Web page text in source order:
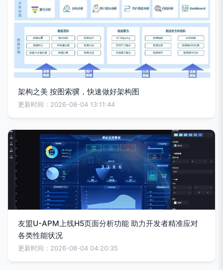
架构之美 按图索骥，快速做好架构图
更新时间：2026-08-04 13:11:44
友盟U-APM上线H5页面分析功能 助力开发者精准应对
各类性能状况
更新时间：2026-08-04 04:20:35